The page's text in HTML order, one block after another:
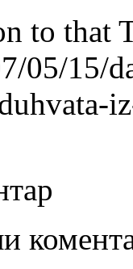
to that
05/15/